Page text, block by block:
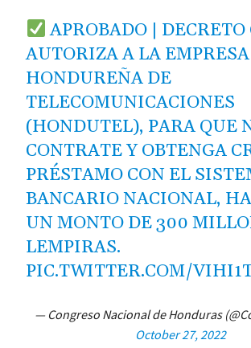
APROBADO | DECRETO
AUTORIZA A LA EMPRESA
HONDUREÑA DE
TELECOMUNICACIONES
(HONDUTEL), PARA QUE
CONTRATE Y OBTENGA
PRÉSTAMO CON EL
BANCARIO NACIONAL,
UN MONTO DE 300
LEMPIRAS.
PIC.TWITTER.COM/
— Congreso Nacional de Honduras
October 27, 2022